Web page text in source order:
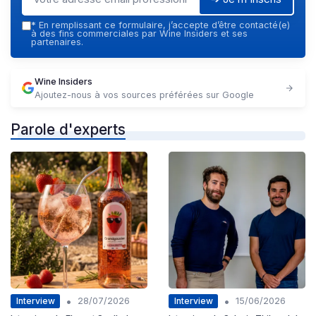
* En remplissant ce formulaire, j’accepte d’être contacté(e)
à des fins commerciales par Wine Insiders et ses
partenaires.
Wine Insiders
Ajoutez-nous à vos sources préférées sur Google
Parole d'experts
Interview •
28/07/2026
Interview •
15/06/2026